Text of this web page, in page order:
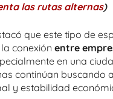
las rutas alternas)
que este tipo de
conexión entre
en una
continúan buscando
y estabilidad